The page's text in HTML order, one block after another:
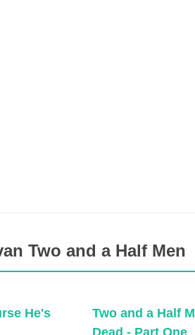
Two and a Half Men
He's
Two and a Half
Monkey a Gun